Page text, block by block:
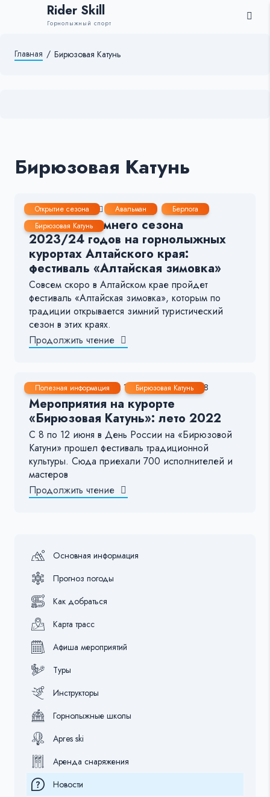
Rider Skill
Горнолыжный спорт
Главная / Бирюзовая Катунь
Бирюзовая Катунь
Открытие сезона Авальман
Берлога
Бирюзовая Катунь
8 Ноя, 2023 2-3 мин. 185 5
Открытие зимнего сезона
2023/24 годов на горнолыжных
курортах Алтайского края:
фестиваль «Алтайская зимовка»
Совсем скоро в Алтайском крае пройдет
фестиваль «Алтайская зимовка», которым по
традиции открывается зимний туристический
сезон в этих краях.
Продолжить чтение
Полезная информация Бирюзовая Катунь
12 Июн, 2022 < 1 мин. 309 8
Мероприятия на курорте
«Бирюзовая Катунь»: лето 2022
С 8 по 12 июня в День России на «Бирюзовой
Катуни» прошел фестиваль традиционной
культуры. Сюда приехали 700 исполнителей и
мастеров
Продолжить чтение
Основная информация
Прогноз погоды
Как добраться
Карта трасс
Афиша мероприятий
Туры
Инструкторы
Горнолыжные школы
Apres ski
Аренда снаряжения
Новости